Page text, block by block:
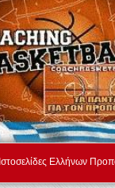
Ιστοσελίδες Ελλήνων